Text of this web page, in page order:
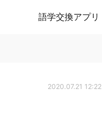
語学交換アプリ
2020.07.21 12:22